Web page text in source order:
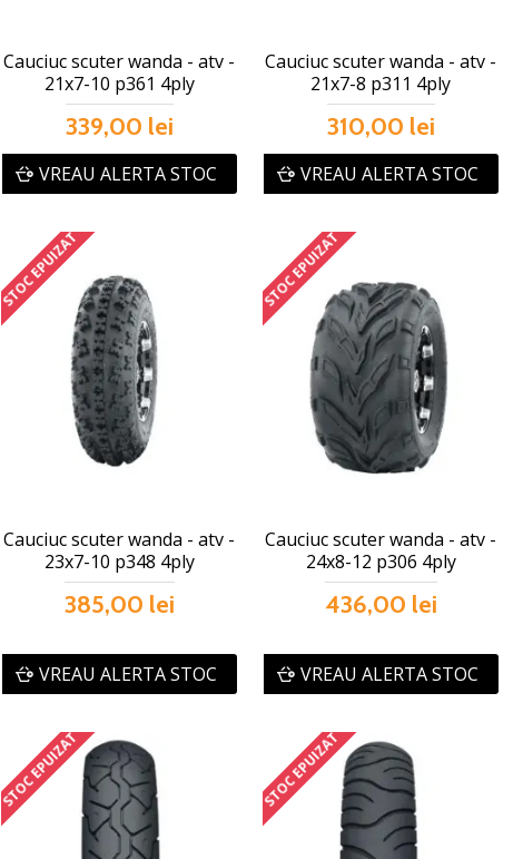
Cauciuc scuter wanda - atv -
21x7-10 p361 4ply
339,00 lei
VREAU ALERTA STOC
Cauciuc scuter wanda - atv -
21x7-8 p311 4ply
310,00 lei
VREAU ALERTA STOC
STOC EPUIZAT
Cauciuc scuter wanda - atv -
23x7-10 p348 4ply
385,00 lei
VREAU ALERTA STOC
STOC EPUIZAT
Cauciuc scuter wanda - atv -
24x8-12 p306 4ply
436,00 lei
VREAU ALERTA STOC
STOC EPUIZAT STOC EPUIZAT